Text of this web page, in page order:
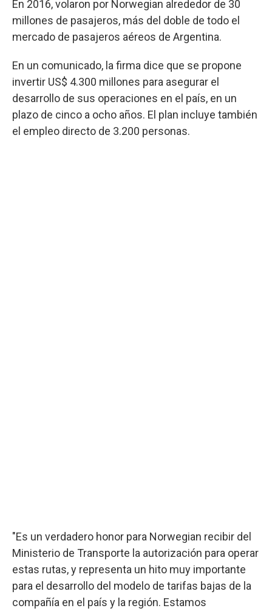
En 2016, volaron por Norwegian alrededor de 30
millones de pasajeros, más del doble de todo el
mercado de pasajeros aéreos de Argentina.
En un comunicado, la firma dice que se propone
invertir US$ 4.300 millones para asegurar el
desarrollo de sus operaciones en el país, en un
plazo de cinco a ocho años. El plan incluye también
el empleo directo de 3.200 personas.
"Es un verdadero honor para Norwegian recibir del
Ministerio de Transporte la autorización para operar
estas rutas, y representa un hito muy importante
para el desarrollo del modelo de tarifas bajas de la
compañía en el país y la región. Estamos